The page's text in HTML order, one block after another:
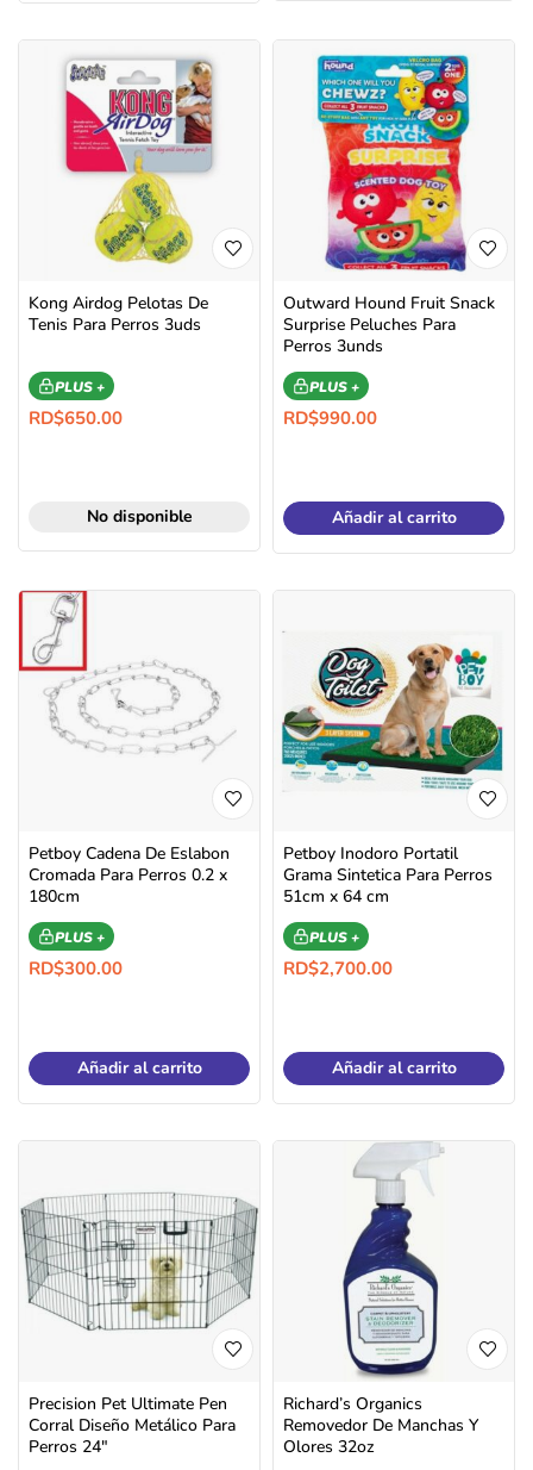
Kong Airdog Pelotas De
Tenis Para Perros 3uds
PLUS +
RD$650.00
No disponible
Outward Hound Fruit Snack
Surprise Peluches Para
Perros 3unds
PLUS +
RD$990.00
Añadir al carrito
Petboy Cadena De Eslabon
Cromada Para Perros 0.2 x
180cm
PLUS +
RD$300.00
Añadir al carrito
Petboy Inodoro Portatil
Grama Sintetica Para Perros
51cm x 64 cm
PLUS +
RD$2,700.00
Añadir al carrito
Precision Pet Ultimate Pen
Corral Diseño Metálico Para
Perros 24″
Richard’s Organics
Removedor De Manchas Y
Olores 32oz